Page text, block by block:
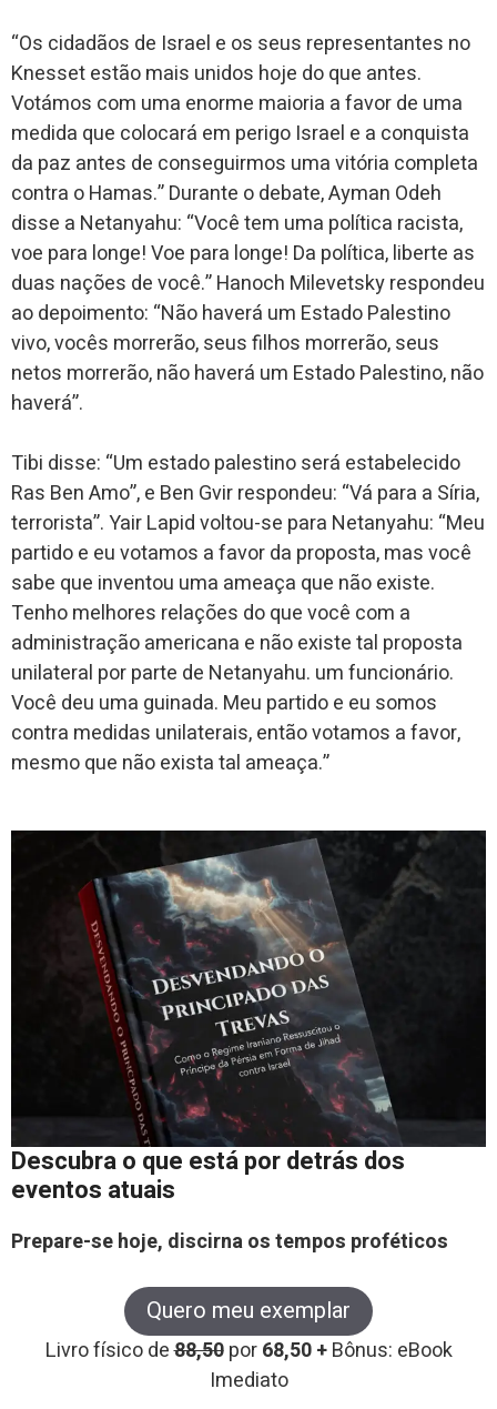
“Os cidadãos de Israel e os seus representantes no
Knesset estão mais unidos hoje do que antes.
Votámos com uma enorme maioria a favor de uma
medida que colocará em perigo Israel e a conquista
da paz antes de conseguirmos uma vitória completa
contra o Hamas.” Durante o debate, Ayman Odeh
disse a Netanyahu: “Você tem uma política racista,
voe para longe! Voe para longe! Da política, liberte as
duas nações de você.” Hanoch Milevetsky respondeu
ao depoimento: “Não haverá um Estado Palestino
vivo, vocês morrerão, seus filhos morrerão, seus
netos morrerão, não haverá um Estado Palestino, não
haverá”.
Tibi disse: “Um estado palestino será estabelecido
Ras Ben Amo”, e Ben Gvir respondeu: “Vá para a Síria,
terrorista”. Yair Lapid voltou-se para Netanyahu: “Meu
partido e eu votamos a favor da proposta, mas você
sabe que inventou uma ameaça que não existe.
Tenho melhores relações do que você com a
administração americana e não existe tal proposta
unilateral por parte de Netanyahu. um funcionário.
Você deu uma guinada. Meu partido e eu somos
contra medidas unilaterais, então votamos a favor,
mesmo que não exista tal ameaça.”
Descubra o que está por detrás dos
eventos atuais
Prepare-se hoje, discirna os tempos proféticos
Quero meu exemplar
Livro físico de88,50 por68,50 +Bônus: eBook
Imediato